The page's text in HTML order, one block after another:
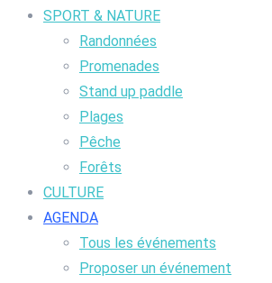
SPORT & NATURE
Randonnées
Promenades
Stand up paddle
Plages
Pêche
Forêts
CULTURE
AGENDA
Tous les événements
Proposer un événement